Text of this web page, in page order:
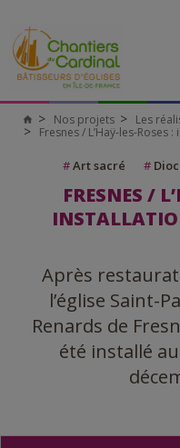
Nos projets Les
Fresnes / L’Haÿ-les-Roses
#Art sacré #
FRESNES /
Après
l’église Saint-
Renards de
été installé